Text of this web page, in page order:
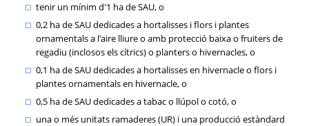
tenir un mínim d'1 ha de SAU, o
0,2 ha de SAU dedicades a hortalisses i flors i plantes
ornamentals a l'aire lliure o amb protecció baixa o fruiters de
regadiu (inclosos els cítrics) o planters o hivernacles, o
0,1 ha de SAU dedicades a hortalisses en hivernacle o flors i
plantes ornamentals en hivernacle, o
0,5 ha de SAU dedicades a tabac o llúpol o cotó, o
una o més unitats ramaderes (UR) i una producció estàndard